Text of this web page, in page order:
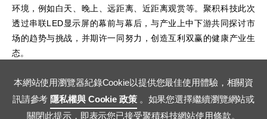
环境，例如白天、晚上、远距离、近距离观赏等。聚积科技此次
透过串联LED显示屏的幕前与幕后，与产业上中下游共同探讨市
场的趋势与挑战，并期许一同努力，创造互利双赢的健康产业生
态。
本網站使用瀏覽器紀錄Cookie以提供您最佳使用體驗，相關資
訊請參考 隱私權與 Cookie 政策 。如果您選擇繼續瀏覽網站或
關閉此提示，即表示您已接受聚積科技網站使用條款。